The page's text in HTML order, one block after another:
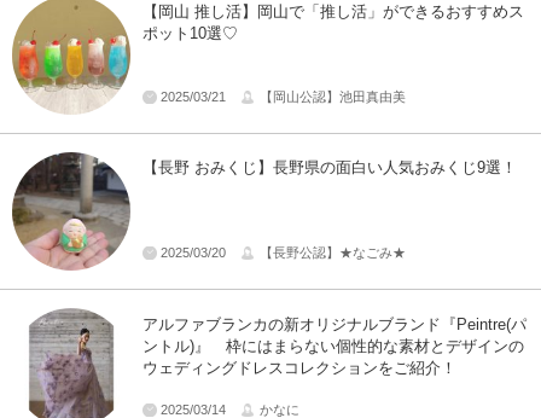
【岡山 推し活】岡山で「推し活」ができるおすすめス
ポット10選♡
2025/03/21 【岡山公認】池田真由美
【長野 おみくじ】長野県の面白い人気おみくじ9選！
2025/03/20 【長野公認】★なごみ★
アルファブランカの新オリジナルブランド『Peintre(パ
ントル)』 枠にはまらない個性的な素材とデザインの
ウェディングドレスコレクションをご紹介！
2025/03/14 かなに